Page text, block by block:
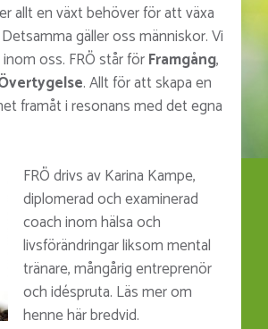
allt en växt behöver för att växa
gäller oss människor. Vi
oss. FRÖ står förFramgång,
. Allt för att skapa en
framåt i resonans med det egna
FRÖ drivs av Karina Kampe,
diplomerad och examinerad
coach inom hälsa och
livsförändringar liksom mental
tränare, mångårig entreprenör
och idéspruta. Läs mer om
henne här bredvid.